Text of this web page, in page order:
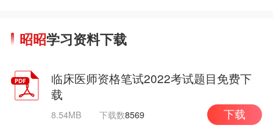
昭昭学习资料下载
临床医师资格笔试2022考试题目免费下
载
8.54MB 下载数8569 下载